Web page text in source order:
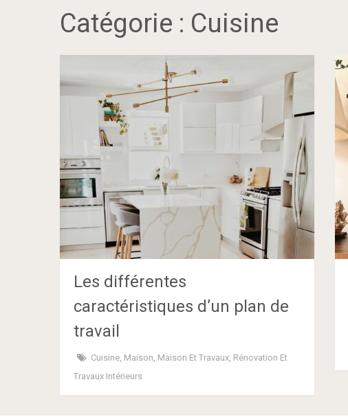
Catégorie : Cuisine
Les différentes
caractéristiques d’un plan de
travail
Cuisine Maison Maison Et Travaux Rénovation Et
Travaux Intérieurs